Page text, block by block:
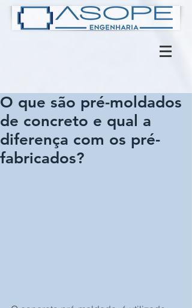
O que são pré-moldados
de concreto e qual a
diferença com os pré-
fabricados?